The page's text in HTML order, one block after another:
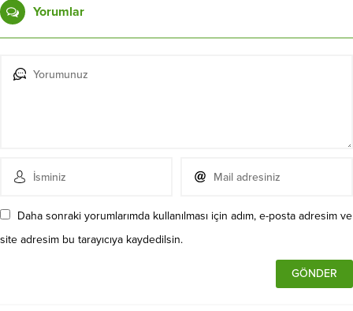
Yorumlar
Daha sonraki yorumlarımda kullanılması için adım, e-posta adresim ve
site adresim bu tarayıcıya kaydedilsin.